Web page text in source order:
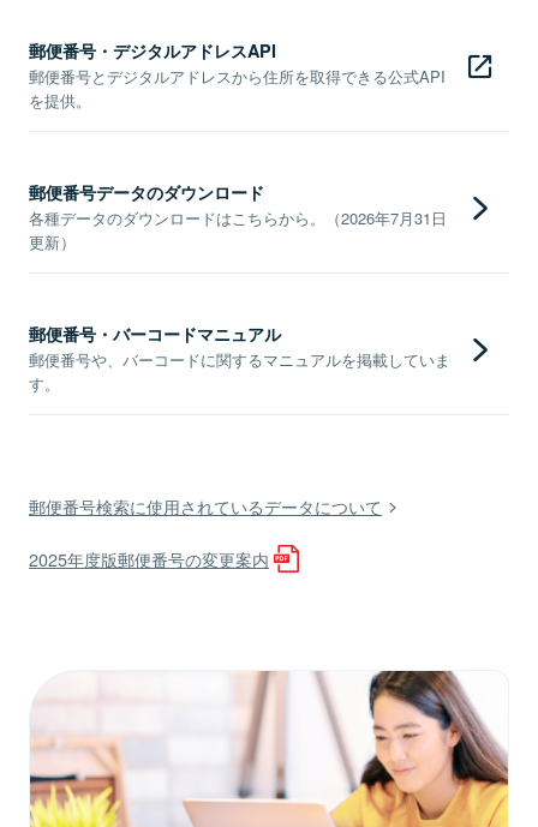
郵便番号・デジタルアドレスAPI
郵便番号とデジタルアドレスから住所を取得できる公式API
を提供。
郵便番号データのダウンロード
各種データのダウンロードはこちらから。（2026年7月31日
更新）
郵便番号・バーコードマニュアル
郵便番号や、バーコードに関するマニュアルを掲載していま
す。
郵便番号検索に使用されているデータについて
2025年度版郵便番号の変更案内